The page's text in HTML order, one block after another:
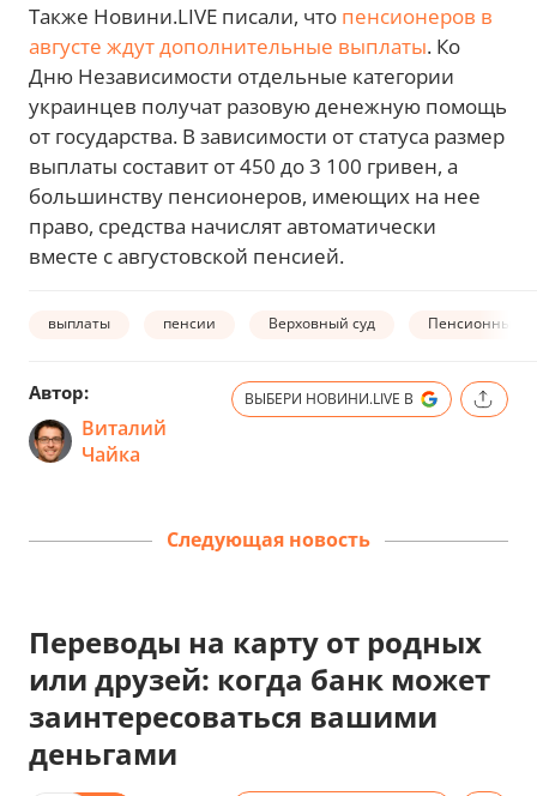
Также Новини.LIVE писали, что пенсионеров в
августе ждут дополнительные выплаты. Ко
Дню Независимости отдельные категории
украинцев получат разовую денежную помощь
от государства. В зависимости от статуса размер
выплаты составит от 450 до 3 100 гривен, а
большинству пенсионеров, имеющих на нее
право, средства начислят автоматически
вместе с августовской пенсией.
выплаты пенсии Верховный суд Пенсионный
Автор:
Виталий
Чайка
ВЫБЕРИ НОВИНИ.LIVE В
Следующая новость
Переводы на карту от родных
или друзей: когда банк может
заинтересоваться вашими
деньгами